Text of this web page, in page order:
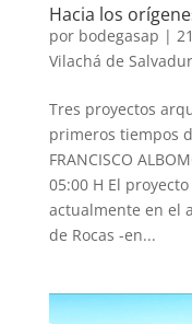
Hacia los
por bodegasap |
Vilachá de Salvadur
Tres proyectos
primeros tiempos
FRANCISCO
05:00 H El
actualmente en el
de Rocas -en...